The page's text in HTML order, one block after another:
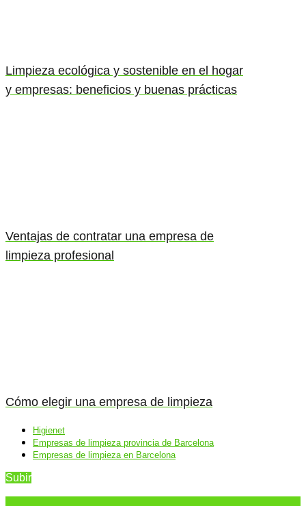
Limpieza ecológica y sostenible en el hogar
y empresas: beneficios y buenas prácticas
Ventajas de contratar una empresa de
limpieza profesional
Cómo elegir una empresa de limpieza
Higienet
Empresas de limpieza provincia de Barcelona
Empresas de limpieza en Barcelona
Subir